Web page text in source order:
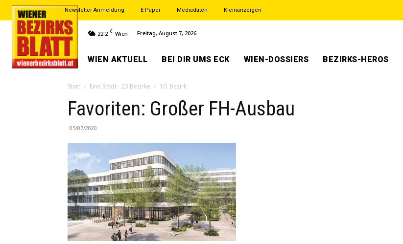
Newsletter-Anmeldung E-Paper Mediadaten Kleinanzeigen
22.2 C Wien Freitag, August 7, 2026
WIEN AKTUELL BEI DIR UMS ECK WIEN-DOSSIERS BEZIRKS-HEROS
Start Eine Stadt - 23 Bezirke 10. Bezirk
Favoriten: Großer FH-Ausbau
05/07/2020